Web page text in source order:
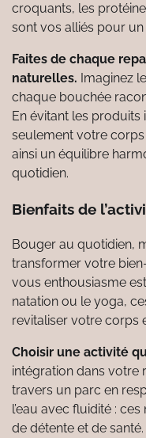
croquants, les
sont vos alliés pour
Faites de chaque
naturelles. Imaginez
chaque bouchée
En évitant les
seulement votre
ainsi un équilibre
quotidien.
Bienfaits de
Bouger au quotidien,
transformer votre
vous enthousiasme
natation ou le yoga,
revitaliser votre corps
Choisir une activité
intégration dans votre
travers un parc en
l’eau avec fluidité :
de détente et de